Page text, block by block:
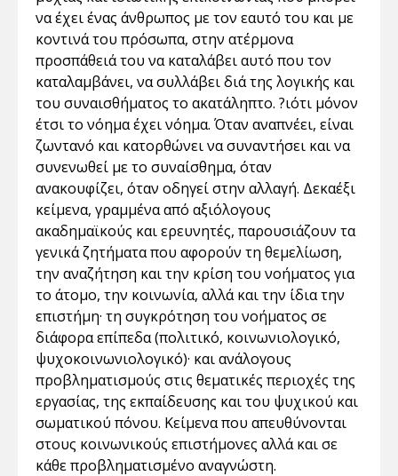
να έχει ένας άνθρωπος µε τον εαυτό του και µε
κοντινά του πρόσωπα, στην ατέρµονα
προσπάθειά του να καταλάβει αυτό που τον
καταλαµβάνει, να συλλάβει διά της λογικής και
του συναισθήµατος το ακατάληπτο. ?ιότι µόνον
έτσι το νόηµα έχει νόηµα. Όταν αναπνέει, είναι
ζωντανό και κατορθώνει να συναντήσει και να
συνενωθεί µε το συναίσθηµα, όταν
ανακουφίζει, όταν οδηγεί στην αλλαγή. Δεκαέξι
κείµενα, γραµµένα από αξιόλογους
ακαδηµαϊκούς και ερευνητές, παρουσιάζουν τα
γενικά ζητήµατα που αφορούν τη θεµελίωση,
την αναζήτηση και την κρίση του νοήµατος για
το άτοµο, την κοινωνία, αλλά και την ίδια την
επιστήµη· τη συγκρότηση του νοήµατος σε
διάφορα επίπεδα (πολιτικό, κοινωνιολογικό,
ψυχοκοινωνιολογικό)· και ανάλογους
προβληµατισµούς στις θεµατικές περιοχές της
εργασίας, της εκπαίδευσης και του ψυχικού και
σωµατικού πόνου. Κείµενα που απευθύνονται
στους κοινωνικούς επιστήµονες αλλά και σε
κάθε προβληµατισµένο αναγνώστη.